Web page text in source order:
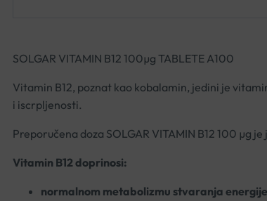
SOLGAR VITAMIN B12 100µg TABLETE A100
Vitamin B12, poznat kao kobalamin, jedini je
i iscrpljenosti.
Preporučena doza SOLGAR VITAMIN B12 100 µg
Vitamin B12 doprinosi:
normalnom metabolizmu stvaranja energije